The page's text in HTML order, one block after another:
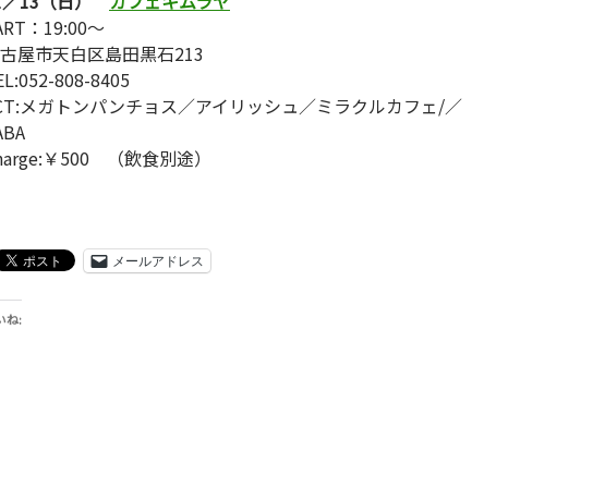
：19:00～
屋市天白区島田黒石213
808-8405
メガトンパンチョス／アイリッシュ／ミラクルカフェ/／
￥500 （飲食別途）
メールアドレス
ね: